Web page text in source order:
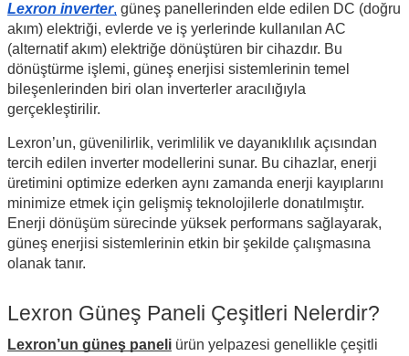
Lexron inverter, güneş panellerinden elde edilen DC (doğru
akım) elektriği, evlerde ve iş yerlerinde kullanılan AC
(alternatif akım) elektriğe dönüştüren bir cihazdır. Bu
dönüştürme işlemi, güneş enerjisi sistemlerinin temel
bileşenlerinden biri olan inverterler aracılığıyla
gerçekleştirilir.
Lexron’un, güvenilirlik, verimlilik ve dayanıklılık açısından
tercih edilen inverter modellerini sunar. Bu cihazlar, enerji
üretimini optimize ederken aynı zamanda enerji kayıplarını
minimize etmek için gelişmiş teknolojilerle donatılmıştır.
Enerji dönüşüm sürecinde yüksek performans sağlayarak,
güneş enerjisi sistemlerinin etkin bir şekilde çalışmasına
olanak tanır.
Lexron Güneş Paneli Çeşitleri Nelerdir?
Lexron’un güneş paneli ürün yelpazesi genellikle çeşitli